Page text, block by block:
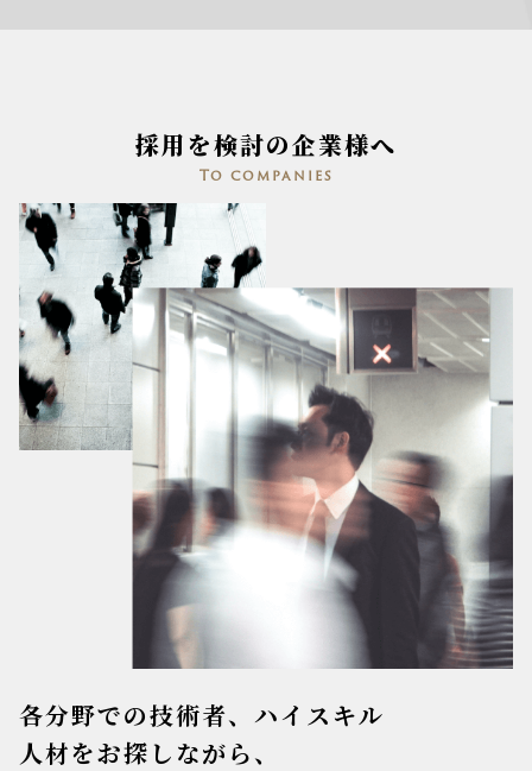
採用を検討の企業様へ
To companies
各分野での技術者、ハイスキル
人材をお探しながら、